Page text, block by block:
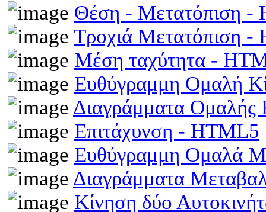
Θέση - Μετατόπιση -
Τροχιά Μετατόπιση -
Μέση ταχύτητα -
Ευθύγραμμη Ομαλή
Διαγράμματα
Επιτάχυνση - HTML5
Ευθύγραμμη Ομαλά
Διαγράμματα
Κίνηση δύο